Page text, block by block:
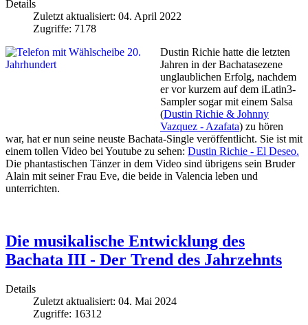
Details
Zuletzt aktualisiert: 04. April 2022
Zugriffe: 7178
Dustin Richie hatte die letzten
Jahren in der Bachatasezene
unglaublichen Erfolg, nachdem
er vor kurzem auf dem iLatin3-
Sampler sogar mit einem Salsa
(Dustin Richie & Johnny
Vazquez - Azafata) zu hören
war, hat er nun seine neuste Bachata-Single veröffentlicht. Sie ist mit
einem tollen Video bei Youtube zu sehen: Dustin Richie - El Deseo.
Die phantastischen Tänzer in dem Video sind übrigens sein Bruder
Alain mit seiner Frau Eve, die beide in Valencia leben und
unterrichten.
Die musikalische Entwicklung des
Bachata III - Der Trend des Jahrzehnts
Details
Zuletzt aktualisiert: 04. Mai 2024
Zugriffe: 16312